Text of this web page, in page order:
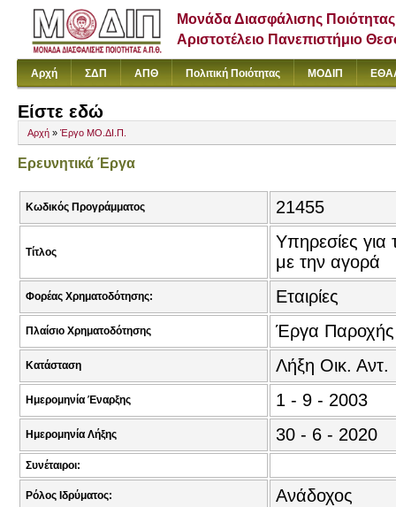
Μονάδα Διασφάλισης Ποιότητας
Αριστοτέλειο Πανεπιστήμιο
Αρχή ΣΔΠ ΑΠΘ Πολιτική Ποιότητας ΜΟΔΙΠ
Είστε εδώ
Αρχή » Έργο ΜΟ.ΔΙ.Π.
Ερευνητικά Έργα
Κωδικός Προγράμματος 21455
Τίτλος
Υπηρεσίες
με την αγορά
Φορέας Χρηματοδότησης: Εταιρίες
Πλαίσιο Χρηματοδότησης Έργα
Κατάσταση Λήξη Οικ. Αντ.
Ημερομηνία Έναρξης 1 - 9 - 2003
Ημερομηνία Λήξης 30 - 6 - 2020
Συνέταιροι:
Ρόλος Ιδρύματος: Ανάδοχος